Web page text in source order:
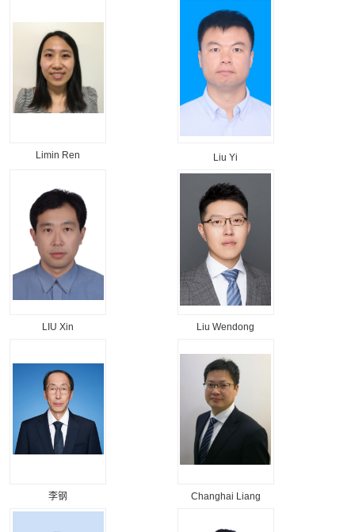
Limin Ren Liu Yi
LIU Xin Liu Wendong
李钢 Changhai Liang